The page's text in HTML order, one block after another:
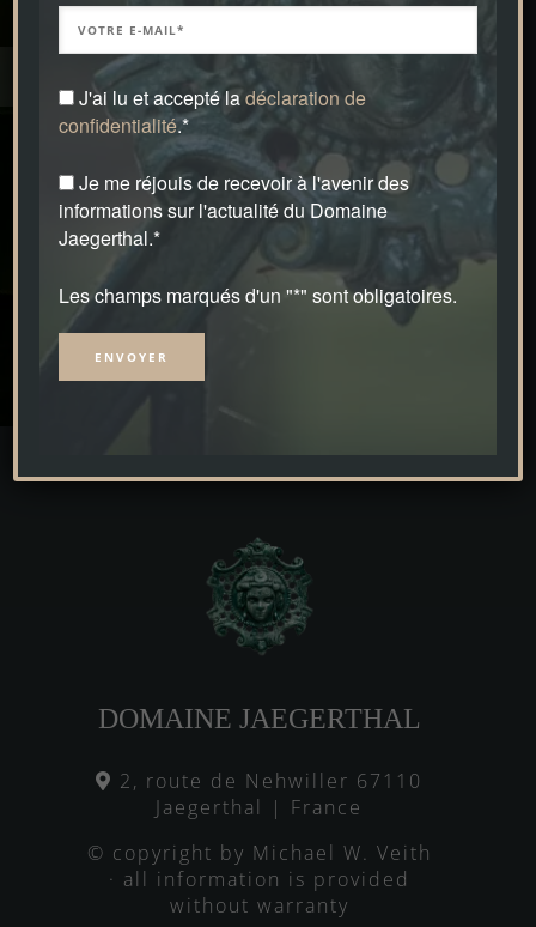
DOMAINE JAEGERTHAL
2, route de Nehwiller 67110
Jaegerthal | France
© copyright by Michael W. Veith
· all information is provided
without warranty
J'ai lu et accepté ladéclaration de
confidentialité.*
Je me réjouis de recevoir à l'avenir des
informations sur l'actualité du Domaine
Jaegerthal.*
Les champs marqués d'un "*" sont obligatoires.